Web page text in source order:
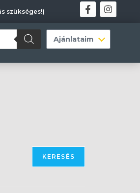
szükséges!)
KERESÉS